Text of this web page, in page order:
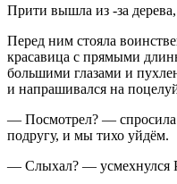
Прити вышла из -за
Перед ним стояла
красавица с прямыми
большими глазами и
и напрашивался на
— Посмотрел? —
подругу, и мы тихо уйдём.
— Слыхал? — усмехнулся